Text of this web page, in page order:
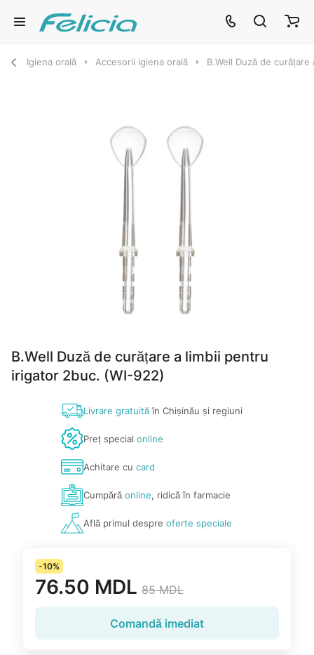
Igiena orală Accesorii igiena orală B.Well Duză de
B.Well Duză de curățare a limbii pentru
irigator 2buc. (WI-922)
Livrare gratuităîn Chișinău și regiuni
Preț special online
Achitare cu card
Cumpărăonline, ridică în farmacie
Află primul despre oferte speciale
-10%
76.50 MDL 85 MDL
Comandă imediat